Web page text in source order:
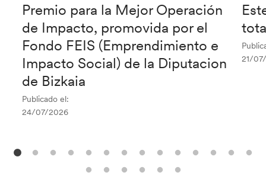
Premio para la Mejor Operación
de Impacto, promovida por el
Fondo FEIS (Emprendimiento e
Impacto Social) de la Diputacion
de Bizkaia
Publicado el:
24/07/2026
21/